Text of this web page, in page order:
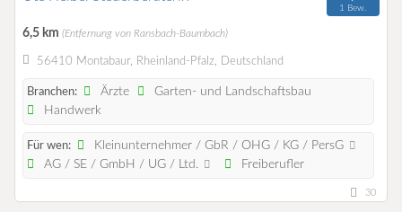
1 Bew.
6,5 km (Entfernung von Ransbach-Baumbach)
56410 Montabaur, Rheinland-Pfalz, Deutschland
Branchen: Ärzte
Garten- und Landschaftsbau
Handwerk
Für wen:
Kleinunternehmer / GbR / OHG / KG / PersG
AG / SE / GmbH / UG / Ltd.
Freiberufler
30